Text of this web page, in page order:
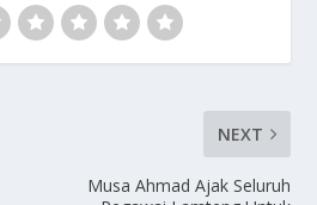
NEXT
Musa Ahmad Ajak Seluruh